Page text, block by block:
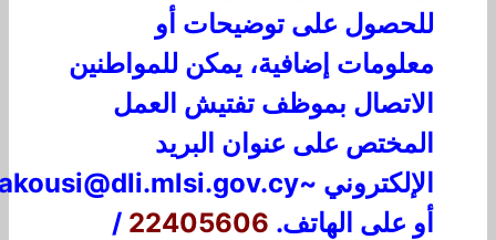
للحصول على توضيحات أو
معلومات إضافية، يمكن للمواطنين
الاتصال بموظف تفتيش العمل
المختص على عنوان البريد
أو على الهاتف.
/